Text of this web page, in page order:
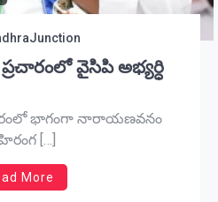
వైసిపి అభ్యర్ధి
భాగంగా నారాయణవనం
[…]
More